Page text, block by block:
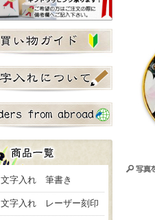
文字入れ 筆書き
文字入れ レーザー刻印